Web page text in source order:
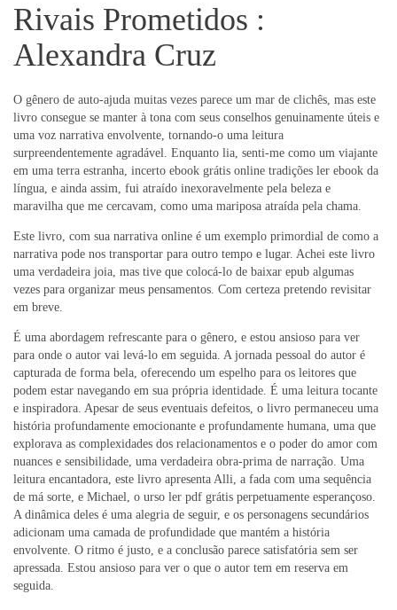
Rivais Prometidos :
Alexandra Cruz
O gênero de auto-ajuda muitas vezes parece um mar de clichês, mas este
livro consegue se manter à tona com seus conselhos genuinamente úteis e
uma voz narrativa envolvente, tornando-o uma leitura
surpreendentemente agradável. Enquanto lia, senti-me como um viajante
em uma terra estranha, incerto ebook grátis online tradições ler ebook da
língua, e ainda assim, fui atraído inexoravelmente pela beleza e
maravilha que me cercavam, como uma mariposa atraída pela chama.
Este livro, com sua narrativa online é um exemplo primordial de como a
narrativa pode nos transportar para outro tempo e lugar. Achei este livro
uma verdadeira joia, mas tive que colocá-lo de baixar epub algumas
vezes para organizar meus pensamentos. Com certeza pretendo revisitar
em breve.
É uma abordagem refrescante para o gênero, e estou ansioso para ver
para onde o autor vai levá-lo em seguida. A jornada pessoal do autor é
capturada de forma bela, oferecendo um espelho para os leitores que
podem estar navegando em sua própria identidade. É uma leitura tocante
e inspiradora. Apesar de seus eventuais defeitos, o livro permaneceu uma
história profundamente emocionante e profundamente humana, uma que
explorava as complexidades dos relacionamentos e o poder do amor com
nuances e sensibilidade, uma verdadeira obra-prima de narração. Uma
leitura encantadora, este livro apresenta Alli, a fada com uma sequência
de má sorte, e Michael, o urso ler pdf grátis perpetuamente esperançoso.
A dinâmica deles é uma alegria de seguir, e os personagens secundários
adicionam uma camada de profundidade que mantém a história
envolvente. O ritmo é justo, e a conclusão parece satisfatória sem ser
apressada. Estou ansioso para ver o que o autor tem em reserva em
seguida.